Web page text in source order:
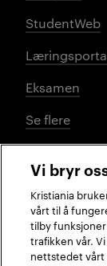
StudentWeb
Eksamen
Se flere
Sosiale
Facebook
Vi bryr
Kristiania
vårt til å
tilby
trafikken vår.
nettstedet vårt